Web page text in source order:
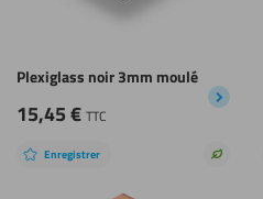
Plexiglass noir 3mm moulé
15,45€ TTC
Enregistrer
Choix